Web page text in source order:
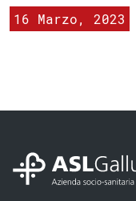
16 Marzo, 2023